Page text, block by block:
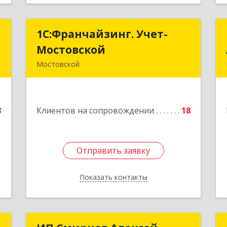
1С:Франчайзинг. Учет-
Мостовской
Мостовской
Клиентов на сопровождении 18
Отправить заявку
Показать контакты
1С:Франчайзинг. Учет-
корпус 1
Отправить заявку
Назад